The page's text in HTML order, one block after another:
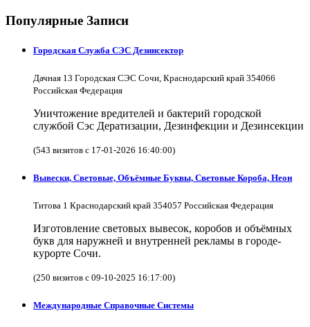
Популярные Записи
Городская Служба СЭС Дезинсектор
Дачная 13 Городская СЭС Сочи, Краснодарский край 354066
Российская Федерация
Уничтожение вредителей и бактерий городской
службой Сэс Дератизации, Дезинфекции и Дезинсекции
(543 визитов с 17-01-2026 16:40:00)
Вывески, Световые, Объёмные Буквы, Световые Короба, Неон
Титова 1 Краснодарский край 354057 Российская Федерация
Изготовление световых вывесок, коробов и объёмных
букв для наружней и внутренней рекламы в городе-
курорте Сочи.
(250 визитов с 09-10-2025 16:17:00)
Международные Справочные Системы